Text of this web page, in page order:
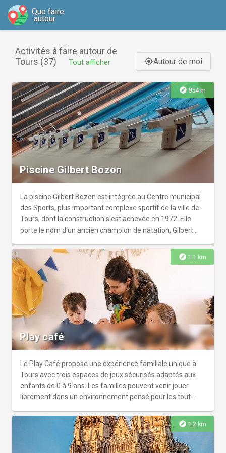
Que faire
autour
Activités à faire autour de
Tours (37)
Tout afficher gps_fixedAutour de moi
explore 854 m
Piscine Gilbert Bozon
La piscine Gilbert Bozon est intégrée au Centre municipal
des Sports, plus important complexe sportif de la ville de
Tours, dont la construction s'est achevée en 1972. Elle
porte le nom d'un ancien champion de natation, Gilbert
dans les années 50, devenu président du club des Enfants
de Neptune, à Tours. Rénovée en 2013, cette piscine
olympique a notamment accueilli les championnats de
France de natation en 2006. Elle dispose d'un bassin de 50
mètres et d'un bassin de 25 mètres.
explore 1.1 km
Play café
Le Play Café propose une expérience familiale unique à
Tours avec trois espaces de jeux sécurisés adaptés aux
enfants de 0 à 9 ans. Les familles peuvent venir jouer
librement dans un environnement pensé pour les tout-
d’un café, d’un goûter maison ou d’un moment de
détente. Le lieu propose également l’organisation
d’anniversaires pour enfants avec des formules clés en
explore 1.2 km